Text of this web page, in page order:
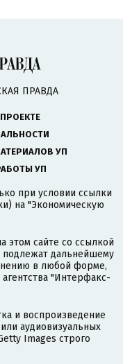
ПРАВДА
УП
УП
при условии ссылки
на "Экономическую
этом сайте со ссылкой
подлежат дальнейшему
в любой форме,
"Интерфакс-
и воспроизведение
аудиовизуальных
Images строго